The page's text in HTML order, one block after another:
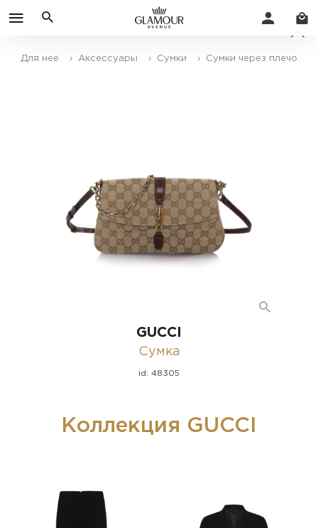
Для нее › Аксессуары › Сумки › Сумки через плечо
GUCCI
Сумка
id: 48305
Коллекция GUCCI